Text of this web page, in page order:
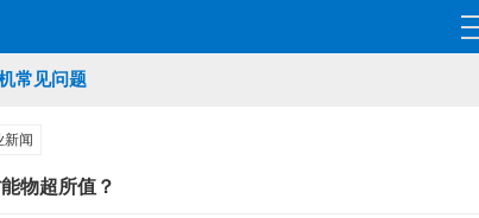
常见问题
新闻
物超所值？